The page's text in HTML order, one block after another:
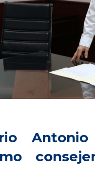
Antonio